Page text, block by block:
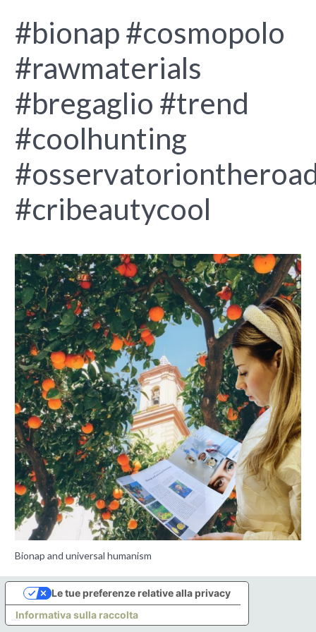
#bionap #cosmopolo
#rawmaterials
#bregaglio #trend
#coolhunting
#cribeautycool
Bionap and universal humanism
Informativa sulla raccolta
Le tue preferenze relative alla privacy